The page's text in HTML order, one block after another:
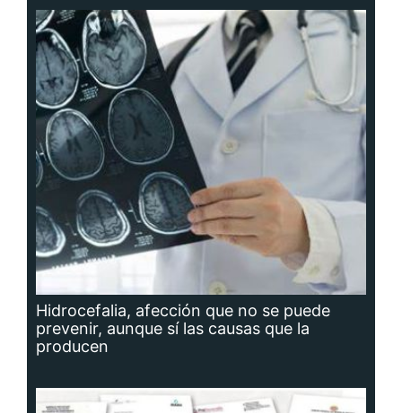
Hidrocefalia, afección que no se puede
prevenir, aunque sí las causas que la
producen